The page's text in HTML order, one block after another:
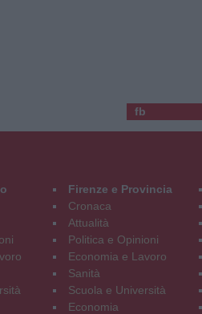
fb
Firenze e Provincia
Cronaca
Attualità
Politica e Opinioni
Economia e Lavoro
Sanità
Scuola e Università
Economia